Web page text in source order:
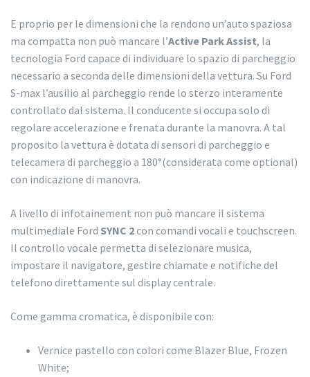
E proprio per le dimensioni che la rendono un’auto spaziosa
ma compatta non può mancare l’Active Park Assist, la
tecnologia Ford capace di individuare lo spazio di parcheggio
necessario a seconda delle dimensioni della vettura. Su Ford
S-max l’ausilio al parcheggio rende lo sterzo interamente
controllato dal sistema. Il conducente si occupa solo di
regolare accelerazione e frenata durante la manovra. A tal
proposito la vettura è dotata di sensori di parcheggio e
telecamera di parcheggio a 180°(considerata come optional)
con indicazione di manovra.
A livello di infotainement non può mancare il sistema
multimediale Ford SYNC 2con comandi vocali e touchscreen.
Il controllo vocale permetta di selezionare musica,
impostare il navigatore, gestire chiamate e notifiche del
telefono direttamente sul display centrale.
Come gamma cromatica, è disponibile con:
Vernice pastello con colori come Blazer Blue, Frozen
White;